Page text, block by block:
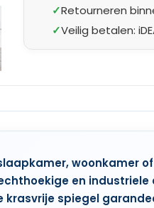
✓Retourneren
✓Veilig betalen:
woonkamer of
en
krasvrije spiegel